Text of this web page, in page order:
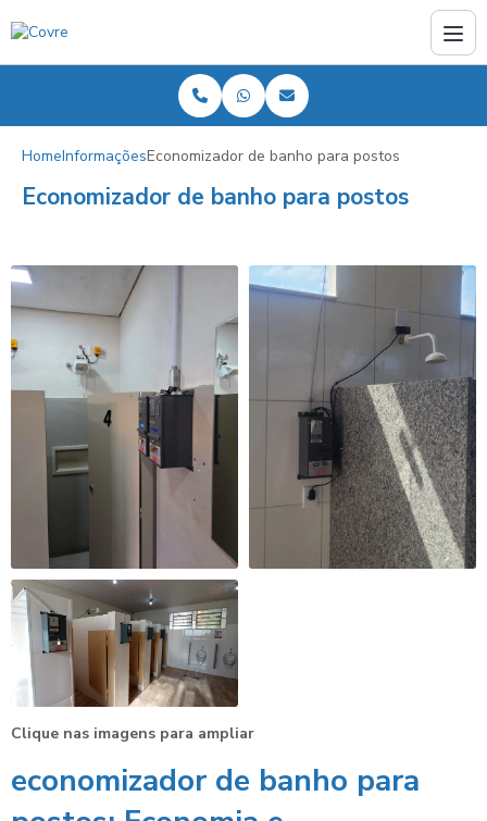
HomeInformaçõesEconomizador de banho para postos
Economizador de banho para postos
Clique nas imagens para ampliar
economizador de banho para